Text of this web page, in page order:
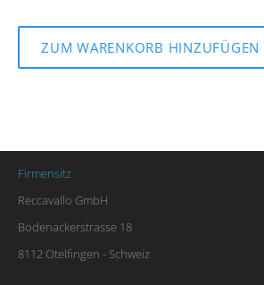
ZUM WARENKORB HINZUFÜGEN
Firmensitz
Reccavallo GmbH
Bodenackerstrasse 18
8112 Otelfingen - Schweiz